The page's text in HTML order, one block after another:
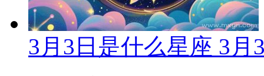
3月3日是什么星座 3